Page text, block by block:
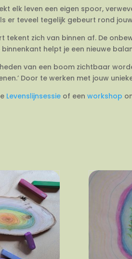
elk leven een eigen spoor,
er teveel tegelijk gebeurt rond
tekent zich van binnen af. De
helpt je een nieuwe
van een boom zichtbaar
Door te werken met jouw
Levenslijnsessie of eenworkshop